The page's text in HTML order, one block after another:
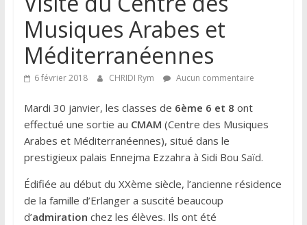
Musiques Arabes et
Méditerranéennes
6 février 2018 CHRIDI Rym Aucun commentaire
Mardi 30 janvier, les classes de 6ème 6 et 8 ont
effectué une sortie au CMAM (Centre des Musiques
Arabes et Méditerranéennes), situé dans le
prestigieux palais Ennejma Ezzahra à Sidi Bou Saïd.
Édifiée au début du XXème siècle, l’ancienne résidence
de la famille d’Erlanger a suscité beaucoup
d’admiration chez les élèves. Ils ont été